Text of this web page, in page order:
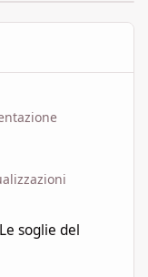
soglie del